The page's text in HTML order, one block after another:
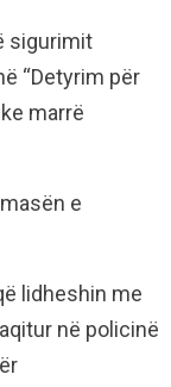
sigurimit
“Detyrim për
marrë
e
lidheshin me
në policinë